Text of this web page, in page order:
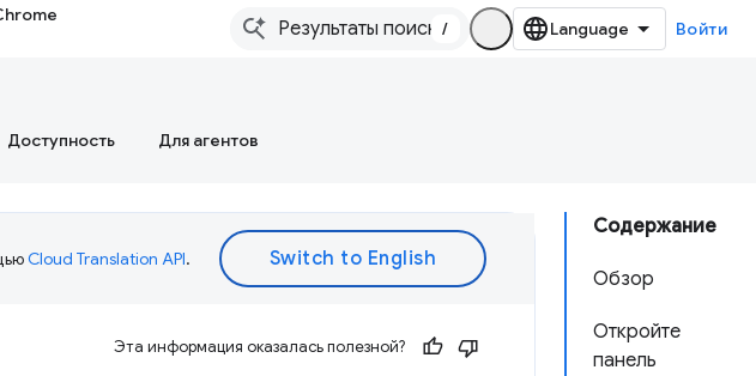
/ Войти
Доступность Для агентов
Содержание
Обзор
Откройте
панель
Cloud Translation API.
Эта информация оказалась полезной?